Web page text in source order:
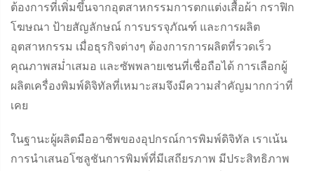
ต้องการที่เพิ่มขึ้นจากอุตสาหกรรมการตกแต่งเสื้อผ้า กราฟิก
โฆษณา ป้ายสัญลักษณ์ การบรรจุภัณฑ์ และการผลิต
อุตสาหกรรม เมื่อธุรกิจต่างๆ ต้องการการผลิตที่รวดเร็ว
คุณภาพสม่ำเสมอ และซัพพลายเชนที่เชื่อถือได้ การเลือกผู้
ผลิตเครื่องพิมพ์ดิจิทัลที่เหมาะสมจึงมีความสำคัญมากกว่าที่
เคย
ในฐานะผู้ผลิตมืออาชีพของอุปกรณ์การพิมพ์ดิจิทัล เราเน้น
การนำเสนอโซลูชันการพิมพ์ที่มีเสถียรภาพ มีประสิทธิภาพ